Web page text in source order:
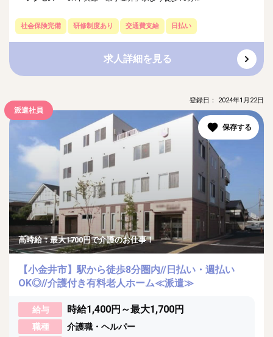
社会保険完備 研修制度あり 交通費支給 日払い
求人詳細を見る
派遣社員
登録日： 2024年1月22日
高時給：最大1700円で介護のお仕事！
【小金井市】駅から徒歩8分圏内//日払い・週払い
OK◎//介護付き有料老人ホーム≪派遣≫
給与 時給1,400円～最大1,700円
職種
介護職・ヘルパー